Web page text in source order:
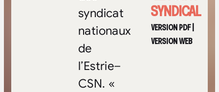
SYNDICAL
VERSION PDF|
VERSION WEB
syndicat
nationaux
de
l’Estrie–
CSN. «